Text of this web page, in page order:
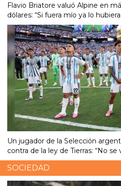
Flavio Briatore valuó Alpine en
dólares: “Si fuera mío ya lo
Un jugador de la Selección
contra de la ley de Tierras: “No se
SOCIEDAD